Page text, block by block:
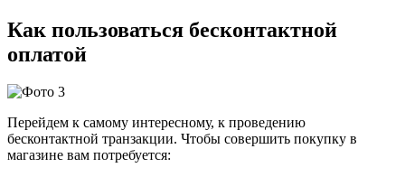
Как пользоваться бесконтактной
оплатой
Перейдем к самому интересному, к проведению
бесконтактной транзакции. Чтобы совершить покупку в
магазине вам потребуется: